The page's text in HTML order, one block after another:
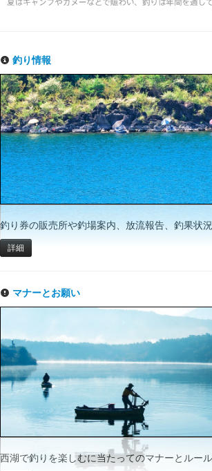
釣り情報
釣り券の販売所や釣場案内、放流報告、釣果状況
詳細
マナーとお願い
西湖で釣りを楽しむに当たってのマナーとルー